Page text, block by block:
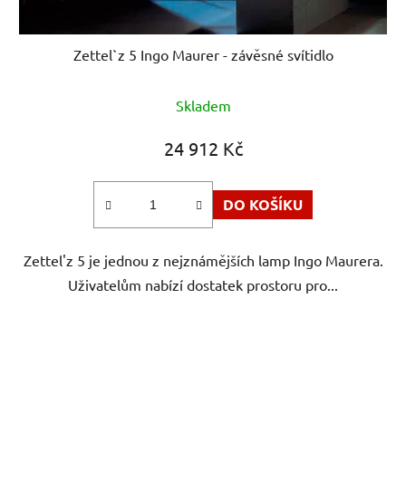
Zettel`z 5 Ingo Maurer - závěsné svítidlo
Skladem
24 912 Kč
DO KOŠÍKU
Zettel'z 5 je jednou z nejznámějších lamp Ingo Maurera.
Uživatelům nabízí dostatek prostoru pro...